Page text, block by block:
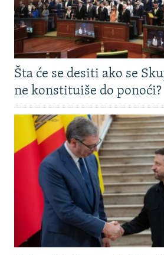
Šta će se desiti ako se
ne konstituiše do ponoći?